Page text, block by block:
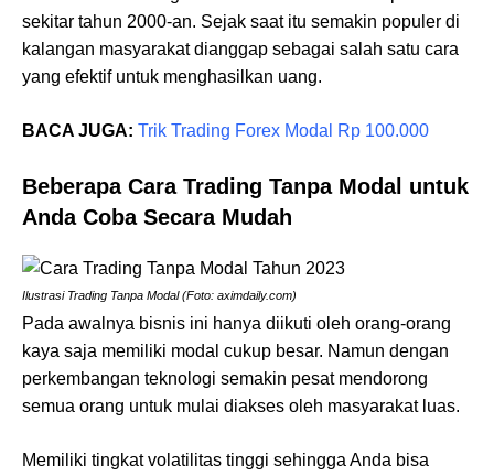
sekitar tahun 2000-an. Sejak saat itu semakin populer di
kalangan masyarakat dianggap sebagai salah satu cara
yang efektif untuk menghasilkan uang.
BACA JUGA: Trik Trading Forex Modal Rp 100.000
Beberapa Cara Trading Tanpa Modal untuk
Anda Coba Secara Mudah
Ilustrasi Trading Tanpa Modal (Foto: aximdaily.com)
Pada awalnya bisnis ini hanya diikuti oleh orang-orang
kaya saja memiliki modal cukup besar. Namun dengan
perkembangan teknologi semakin pesat mendorong
semua orang untuk mulai diakses oleh masyarakat luas.
Memiliki tingkat volatilitas tinggi sehingga Anda bisa